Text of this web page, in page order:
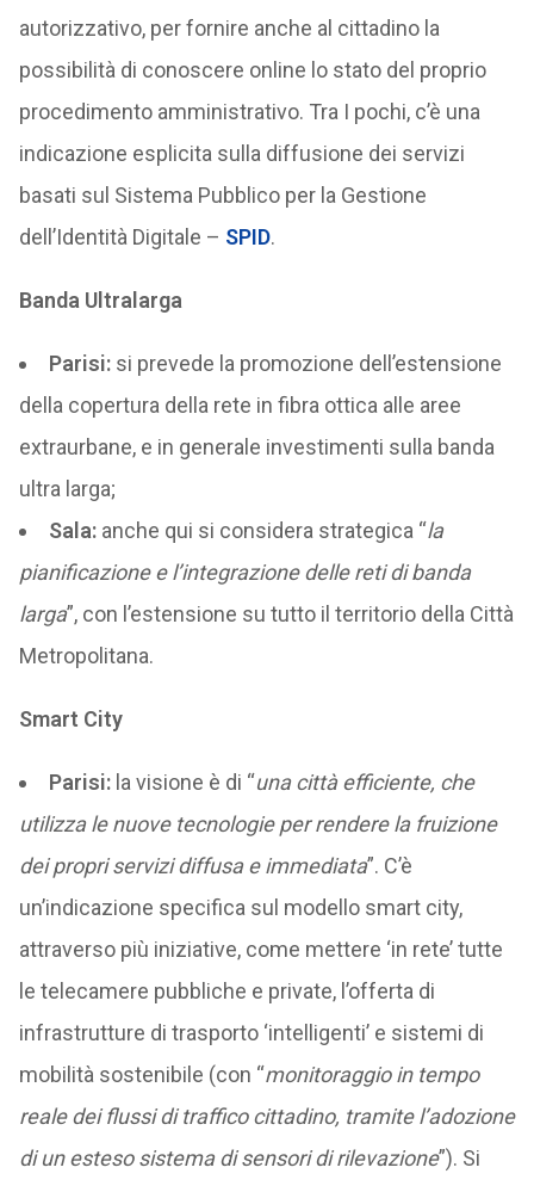
autorizzativo, per fornire anche al cittadino la
possibilità di conoscere online lo stato del proprio
procedimento amministrativo. Tra I pochi, c’è una
indicazione esplicita sulla diffusione dei servizi
basati sul Sistema Pubblico per la Gestione
dell’Identità Digitale – SPID.
Banda Ultralarga
Parisi:si prevede la promozione dell’estensione
della copertura della rete in fibra ottica alle aree
extraurbane, e in generale investimenti sulla banda
ultra larga;
Sala: anche qui si considera strategica “la
pianificazione e l’integrazione delle reti di banda
larga”, con l’estensione su tutto il territorio della Città
Metropolitana.
Smart City
Parisi: la visione è di “una città efficiente, che
utilizza le nuove tecnologie per rendere la fruizione
dei propri servizi diffusa e immediata”. C’è
un’indicazione specifica sul modello smart city,
attraverso più iniziative, come mettere ‘in rete’ tutte
le telecamere pubbliche e private, l’offerta di
infrastrutture di trasporto ‘intelligenti’ e sistemi di
mobilità sostenibile (con “monitoraggio in tempo
reale dei flussi di traffico cittadino, tramite l’adozione
di un esteso sistema di sensori di rilevazione”). Si